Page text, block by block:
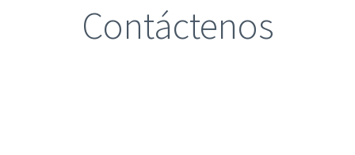
Contáctenos